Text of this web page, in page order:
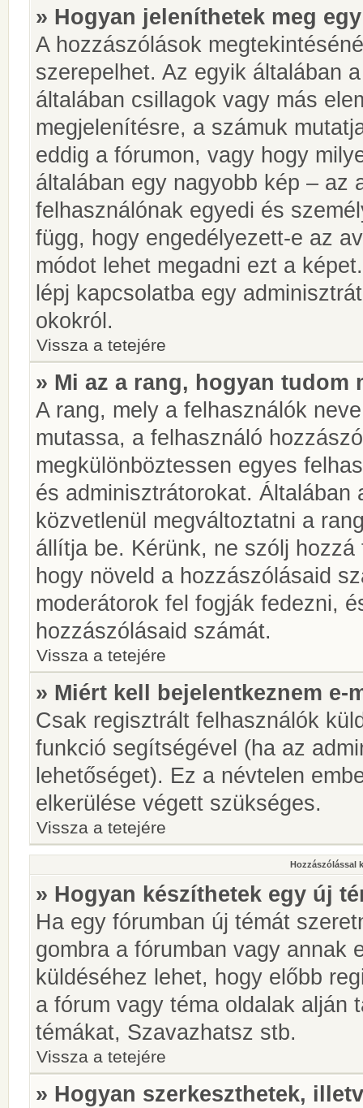
» Hogyan jeleníthetek meg
A hozzászólások
szerepelhet. Az egyik általában
általában csillagok vagy más
megjelenítésre, a számuk
eddig a fórumon, vagy hogy
általában egy nagyobb kép – az
felhasználónak egyedi és
függ, hogy engedélyezett-e az
módot lehet megadni ezt a
lépj kapcsolatba egy
okokról.
Vissza a tetejére
» Mi az a rang, hogyan tudom
A rang, mely a felhasználók
mutassa, a felhasználó
megkülönböztessen egyes
és adminisztrátorokat. Általában
közvetlenül megváltoztatni a
állítja be. Kérünk, ne szólj
hogy növeld a hozzászólásaid
moderátorok fel fogják fedezni,
hozzászólásaid számát.
Vissza a tetejére
» Miért kell bejelentkeznem e-
Csak regisztrált felhasználók
funkció segítségével (ha az
lehetőséget). Ez a névtelen
elkerülése végett szükséges.
Vissza a tetejére
Hozzászólással
» Hogyan készíthetek egy új
Ha egy fórumban új témát
gombra a fórumban vagy annak
küldéséhez lehet, hogy előbb
a fórum vagy téma oldalak alján
témákat, Szavazhatsz stb.
Vissza a tetejére
» Hogyan szerkeszthetek,